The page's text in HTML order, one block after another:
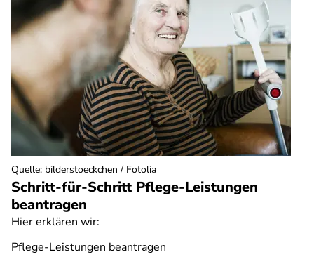
Schritt-für-Schritt Pflege-Leistungen
beantragen
Hier erklären wir:
Pflege-Leistungen beantragen
Quelle: bilderstoeckchen / Fotolia